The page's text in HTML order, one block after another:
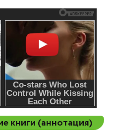
книги (аннотация)